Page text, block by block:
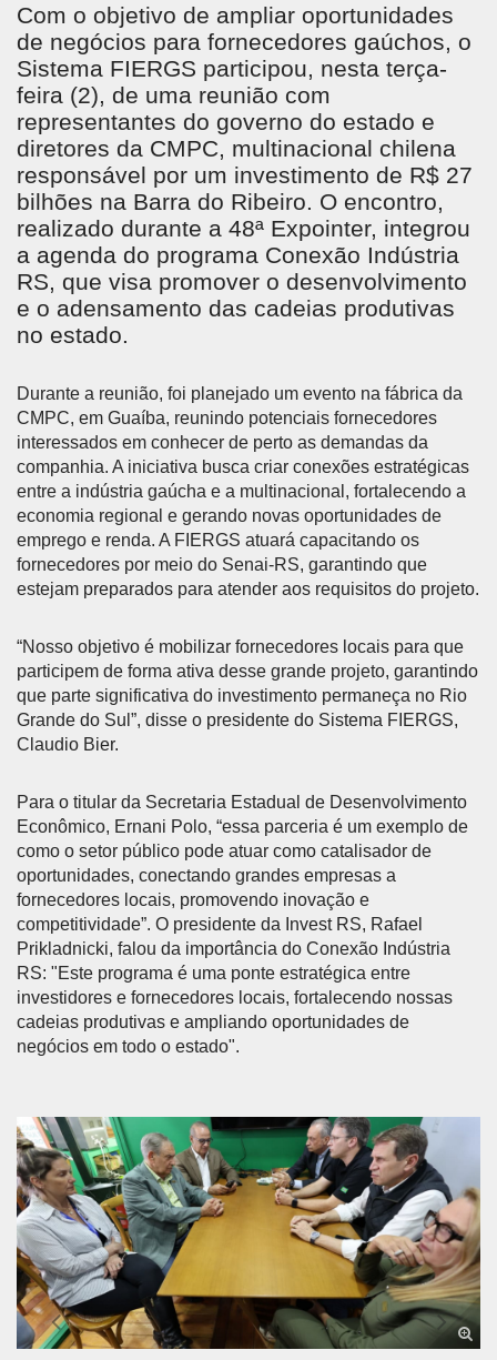
Com o objetivo de ampliar oportunidades
de negócios para fornecedores gaúchos, o
Sistema FIERGS participou, nesta terça-
feira (2), de uma reunião com
representantes do governo do estado e
diretores da CMPC, multinacional chilena
responsável por um investimento de R$ 27
bilhões na Barra do Ribeiro. O encontro,
realizado durante a 48ª Expointer, integrou
a agenda do programa Conexão Indústria
RS, que visa promover o desenvolvimento
e o adensamento das cadeias produtivas
no estado.
Durante a reunião, foi planejado um evento na fábrica da
CMPC, em Guaíba, reunindo potenciais fornecedores
interessados em conhecer de perto as demandas da
companhia. A iniciativa busca criar conexões estratégicas
entre a indústria gaúcha e a multinacional, fortalecendo a
economia regional e gerando novas oportunidades de
emprego e renda. A FIERGS atuará capacitando os
fornecedores por meio do Senai-RS, garantindo que
estejam preparados para atender aos requisitos do projeto.
“Nosso objetivo é mobilizar fornecedores locais para que
participem de forma ativa desse grande projeto, garantindo
que parte significativa do investimento permaneça no Rio
Grande do Sul”, disse o presidente do Sistema FIERGS,
Claudio Bier.
Para o titular da Secretaria Estadual de Desenvolvimento
Econômico, Ernani Polo, “essa parceria é um exemplo de
como o setor público pode atuar como catalisador de
oportunidades, conectando grandes empresas a
fornecedores locais, promovendo inovação e
competitividade”. O presidente da Invest RS, Rafael
Prikladnicki, falou da importância do Conexão Indústria
RS: "Este programa é uma ponte estratégica entre
investidores e fornecedores locais, fortalecendo nossas
cadeias produtivas e ampliando oportunidades de
negócios em todo o estado".
Anterior